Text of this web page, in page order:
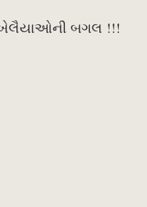
ખેલૈયાઓની બગલ !!!